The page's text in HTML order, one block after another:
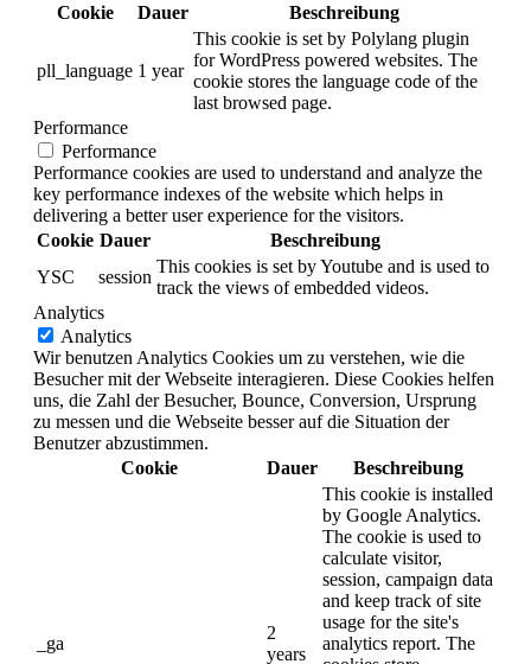
Cookie
Dauer Beschreibung
pll_language 1 year
This cookie is set by Polylang plugin
for WordPress powered websites. The
cookie stores the language code of the
last browsed page.
Performance
Performance
Performance cookies are used to understand and analyze the
key performance indexes of the website which helps in
delivering a better user experience for the visitors.
Cookie Dauer
Beschreibung
YSC
session
This cookies is set by Youtube and is used to
track the views of embedded videos.
Analytics
Analytics
Wir benutzen Analytics Cookies um zu verstehen, wie die
Besucher mit der Webseite interagieren. Diese Cookies helfen
uns, die Zahl der Besucher, Bounce, Conversion, Ursprung
zu messen und die Webseite besser auf die Situation der
Benutzer abzustimmen.
Cookie
Dauer Beschreibung
_ga
2
years
This cookie is installed
by Google Analytics.
The cookie is used to
calculate visitor,
session, campaign data
and keep track of site
usage for the site's
analytics report. The